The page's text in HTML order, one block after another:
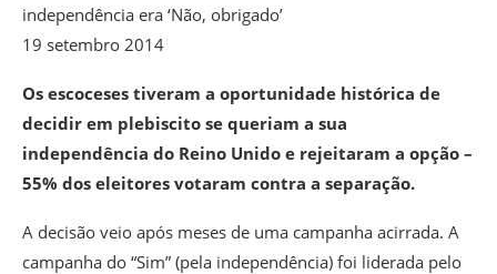
independência era ‘Não, obrigado’
19 setembro 2014
Os escoceses tiveram a oportunidade histórica de
decidir em plebiscito se queriam a sua
independência do Reino Unido e rejeitaram a opção –
55% dos eleitores votaram contra a separação.
A decisão veio após meses de uma campanha acirrada. A
campanha do “Sim” (pela independência) foi liderada pelo